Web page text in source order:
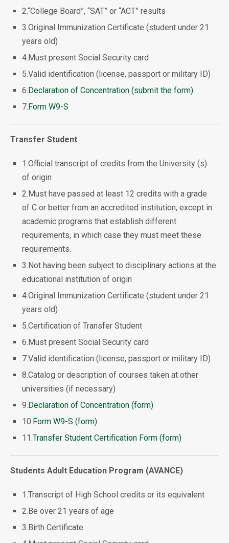
2.“College Board”, “SAT” or “ACT” results
3.Original Immunization Certificate (student under 21
years old)
4.Must present Social Security card
5.Valid identification (license, passport or military ID)
6.Declaration of Concentration (submit the form)
7.Form W9-S
Transfer Student
1.Official transcript of credits from the University (s)
of origin
2.Must have passed at least 12 credits with a grade
of C or better from an accredited institution, except in
academic programs that establish different
requirements, in which case they must meet these
requirements.
3.Not having been subject to disciplinary actions at the
educational institution of origin
4.Original Immunization Certificate (student under 21
years old)
5.Certification of Transfer Student
6.Must present Social Security card
7.Valid identification (license, passport or military ID)
8.Catalog or description of courses taken at other
universities (if necessary)
9.Declaration of Concentration (form)
10.Form W9-S (form)
11.Transfer Student Certification Form (form)
Students Adult Education Program (AVANCE)
1.Transcript of High School credits or its equivalent
2.Be over 21 years of age
3.Birth Certificate